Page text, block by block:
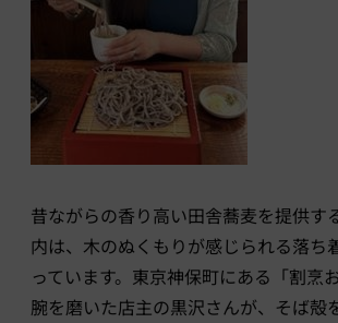
昔ながらの香り高い田舎蕎麦を提供す
内は、木のぬくもりが感じられる落ち
っています。東京神保町にある「割烹
腕を磨いた店主の黒沢さんが、そば殻